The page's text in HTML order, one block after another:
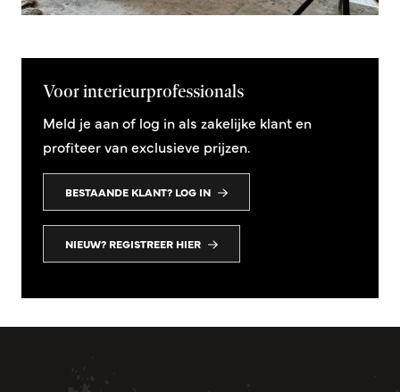
Voor interieurprofessionals
Meld je aan of log in als zakelijke klant en
profiteer van exclusieve prijzen.
BESTAANDE KLANT? LOG IN
NIEUW? REGISTREER HIER